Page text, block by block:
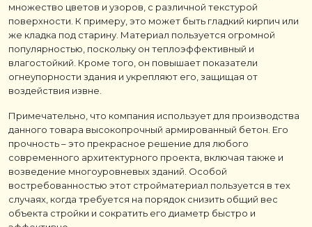
множество цветов и узоров, с различной текстурой
поверхности. К примеру, это может быть гладкий кирпич или
же кладка под старину. Материал пользуется огромной
популярностью, поскольку он теплоэффективный и
влагостойкий. Кроме того, он повышает показатели
огнеупорности здания и укрепляют его, защищая от
воздействия извне.
Примечательно, что компания использует для производства
данного товара высокопрочный армированный бетон. Его
прочность – это прекрасное решение для любого
современного архитектурного проекта, включая также и
возведение многоуровневых зданий. Особой
востребованностью этот стройматериал пользуется в тех
случаях, когда требуется на порядок снизить общий вес
объекта стройки и сократить его диаметр быстро и